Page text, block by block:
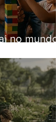
no mundo